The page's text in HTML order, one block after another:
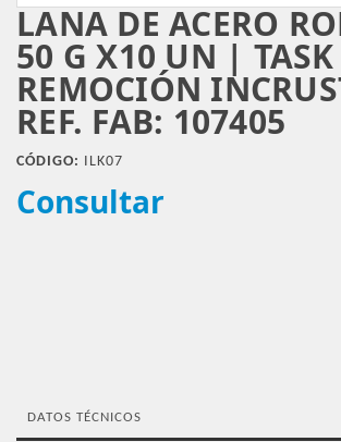
LANA DE ACERO
50 G X10 UN |
REMOCIÓN
REF. FAB: 107405
CÓDIGO: ILK07
Consultar
DATOS TÉCNICOS